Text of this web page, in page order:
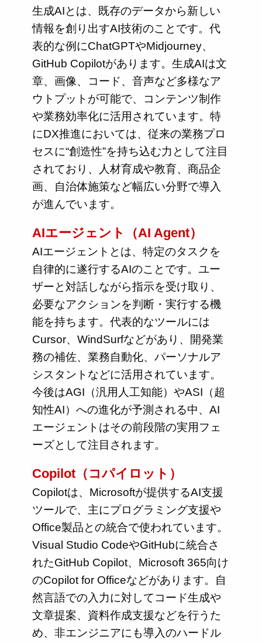
生成AIとは、既存のデータから新しい
情報を創り出すAI技術のことです。代
表的な例にChatGPTやMidjourney、
GitHub Copilotがあります。生成AIは文
章、画像、コード、音声など多様なア
ウトプットが可能で、コンテンツ制作
や業務効率化に活用されています。特
にDX推進においては、従来の業務プロ
セスに“創造性”を持ち込む力として注目
されており、人材育成や教育、商品企
画、自治体施策など幅広い分野で導入
が進んでいます。
AIエージェント（AI Agent）
AIエージェントとは、特定のタスクを
自律的に遂行するAIのことです。ユー
ザーと対話しながら指示を受け取り、
必要なアクションを判断・実行する機
能を持ちます。代表的なツールには
Cursor、WindSurfなどがあり、開発業
務の補佐、業務自動化、パーソナルア
シスタントなどに活用されています。
今後はAGI（汎用人工知能）やASI（超
知性AI）への進化が予測される中、AI
エージェントはその前段階の実用フェ
ーズとして注目されます。
Copilot（コパイロット）
Copilotは、Microsoftが提供するAI支援
ツールで、主にプログラミング支援や
Office製品との統合で使われています。
Visual Studio CodeやGitHubに統合さ
れたGitHub Copilot、Microsoft 365向け
のCopilot for Officeなどがあります。自
然言語での入力に対してコード生成や
文章提案、資料作成支援などを行うた
め、非エンジニアにも導入のハードル